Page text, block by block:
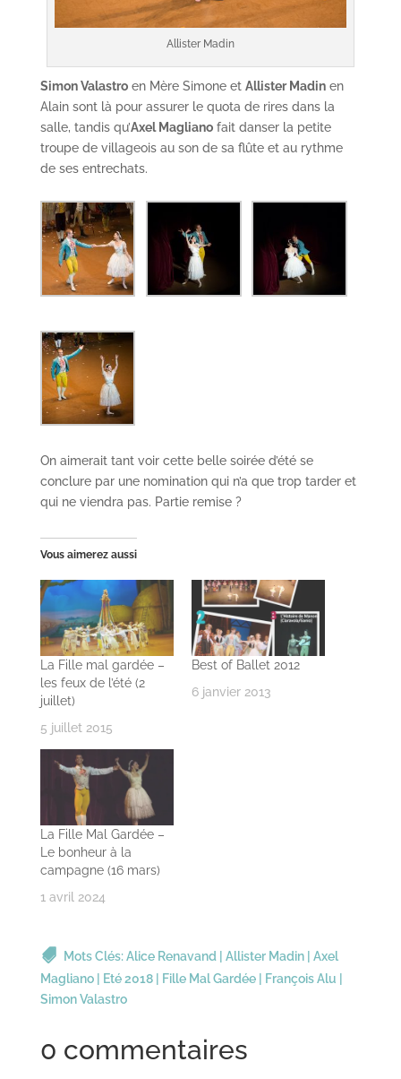
Allister Madin
Simon Valastroen Mère Simone et Allister Madinen
Alain sont là pour assurer le quota de rires dans la
salle, tandis qu’Axel Maglianofait danser la petite
troupe de villageois au son de sa flûte et au rythme
de ses entrechats.
On aimerait tant voir cette belle soirée d’été se
conclure par une nomination qui n’a que trop tarder et
qui ne viendra pas. Partie remise ?
Vous aimerez aussi
La Fille mal gardée –
les feux de l’été (2
juillet)
5 juillet 2015
Best of Ballet 2012
6 janvier 2013
La Fille Mal Gardée –
Le bonheur à la
campagne (16 mars)
1 avril 2024
Mots Clés:Alice Renavand Allister Madin| Axel
Magliano| Eté 2018| Fille Mal Gardée| François Alu
Simon Valastro
0 commentaires